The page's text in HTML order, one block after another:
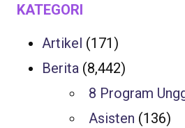
KATEGORI
Artikel (171)
Berita (8,442)
8 Program
Asisten (136)